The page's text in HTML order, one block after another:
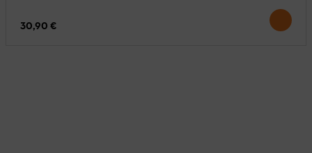
30,90 €